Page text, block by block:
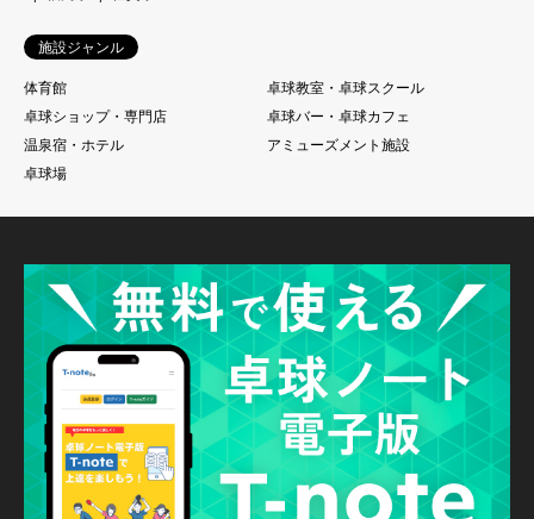
施設ジャンル
体育館
卓球教室・卓球スクール
卓球ショップ・専門店
卓球バー・卓球カフェ
温泉宿・ホテル
アミューズメント施設
卓球場